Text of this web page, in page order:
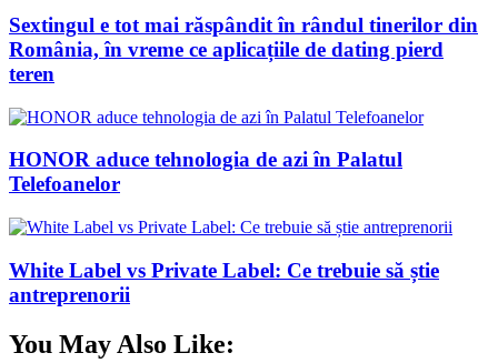
Sextingul e tot mai răspândit în rândul tinerilor din
România, în vreme ce aplicațiile de dating pierd
teren
HONOR aduce tehnologia de azi în Palatul
Telefoanelor
White Label vs Private Label: Ce trebuie să știe
antreprenorii
You May Also Like: